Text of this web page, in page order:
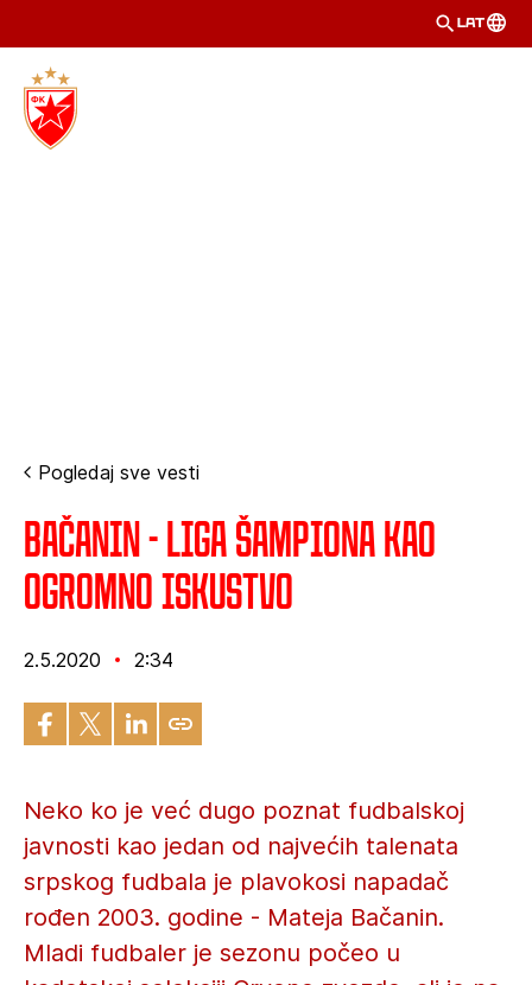
LAT
Pogledaj sve vesti
Bačanin - Liga šampiona kao
ogromno iskustvo
2.5.2020 2:34
Neko ko je već dugo poznat fudbalskoj
javnosti kao jedan od najvećih talenata
srpskog fudbala je plavokosi napadač
rođen 2003. godine - Mateja Bačanin.
Mladi fudbaler je sezonu počeo u